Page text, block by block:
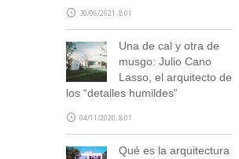
30/06/2021, 8:01
Una de cal y otra de
musgo: Julio Cano
Lasso, el arquitecto de
los “detalles humildes”
04/11/2020, 8:01
Qué es la arquitectura